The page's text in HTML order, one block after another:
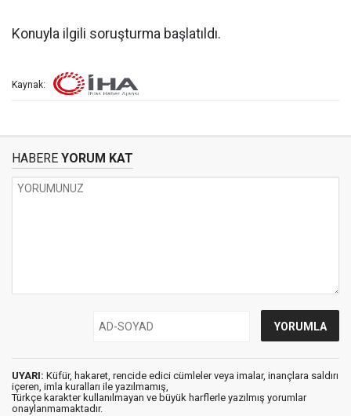
Konuyla ilgili soruşturma başlatıldı.
Kaynak:
HABERE YORUM KAT
UYARI: Küfür, hakaret, rencide edici cümleler veya imalar, inançlara saldırı
içeren, imla kuralları ile yazılmamış,
Türkçe karakter kullanılmayan ve büyük harflerle yazılmış yorumlar
onaylanmamaktadır.